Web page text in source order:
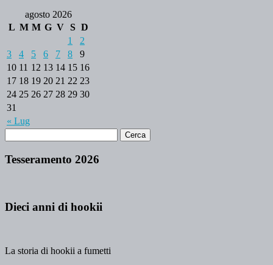
agosto 2026
L M M G V S D
« Lug
1
2
3
4 5 6 7 8
9
10 11 12 13 14 15 16
17 18 19 20 21 22 23
24 25 26 27 28 29 30
31
Tesseramento 2026
Dieci anni di hookii
La storia di hookii a fumetti